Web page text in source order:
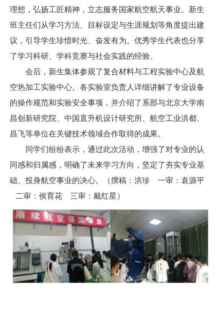
理想，弘扬工匠精神，立志服务国家航空航天事业。新生
班主任们从学习方法、目标设定与生涯规划等角度提出建
议，引导学生珍惜时光、奋发有为。优秀学生代表也分享
了学习科研、学科竞赛与社会实践的经验。
会后，新生集体参观了复合材料与工程实验中心及航
空热加工实验中心。各实验室负责人详细讲解了专业设备
的操作规范和实验安全事项，并介绍了系部与北京大学南
昌创新研究院、中国直升机设计研究所、航空工业洪都、
昌飞等单位在关键技术领域合作取得的成果。
同学们纷纷表示，通过此次活动，增强了对专业的认
同感和归属感，明确了未来学习方向，坚定了夯实专业基
础、投身航空事业的决心。（撰稿：洪珍 一审：袁源平
二审：侯育花 三审：戴红星）